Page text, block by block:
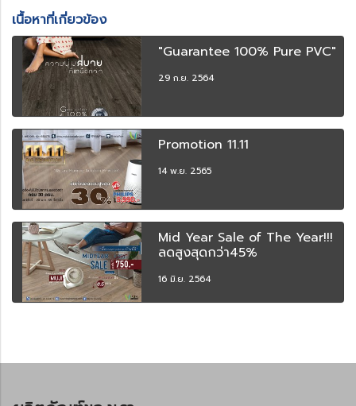
เนื้อหาที่เกี่ยวข้อง
"Guarantee 100% Pure PVC"
29 ก.ย. 2564
Promotion 11.11
14 พ.ย. 2565
Mid Year Sale of The Year!!!
ลดสูงสุดกว่า45%
16 มิ.ย. 2564